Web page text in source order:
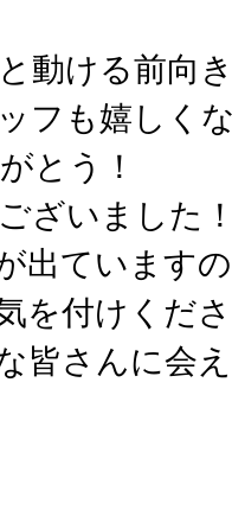
動ける前向
フも嬉しく
とう！
ざいました
出ています
を付けくだ
皆さんに会